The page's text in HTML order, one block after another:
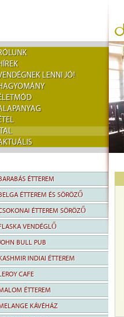
LENNI JÓ!
ÉTTEREM
ÉTTEREM ÉS SÖRÖZŐ
ÉTTEREM SÖRÖZŐ
VENDÉGLŐ
BULL PUB
INDIAI ÉTTEREM
CAFE
ÉTTEREM
KÁVÉHÁZ